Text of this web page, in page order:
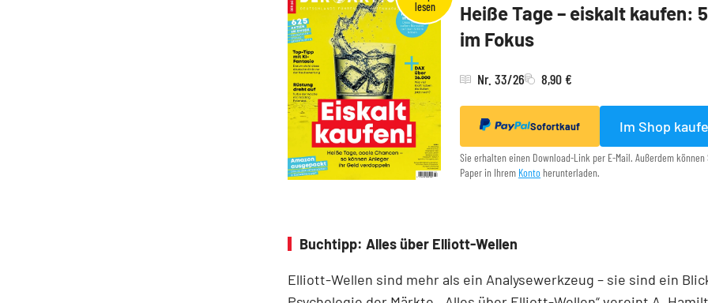
Heiße Tage – eiskalt kaufen:
im Fokus
Nr. 33/26 8,90 €
Sofortkauf Im Shop
Sie erhalten einen Download-Link per E-Mail. Außerdem
Paper in Ihrem Konto herunterladen.
Buchtipp: Alles über Elliott-Wellen
Elliott-Wellen sind mehr als ein Analysewerkzeug – sie sind ein